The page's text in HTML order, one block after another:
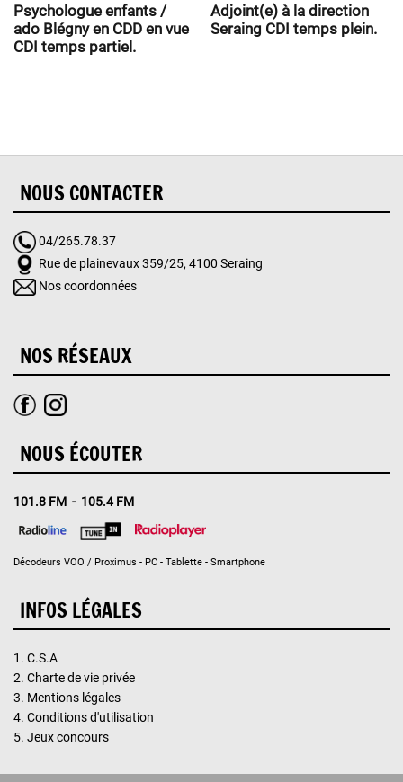
Psychologue enfants /
ado Blégny en CDD en vue
CDI temps partiel.
Adjoint(e) à la direction
Seraing CDI temps plein.
NOUS CONTACTER
04/265.78.37
Rue de plainevaux 359/25, 4100 Seraing
Nos coordonnées
NOS RÉSEAUX
NOUS ÉCOUTER
101.8 FM - 105.4 FM
Décodeurs VOO / Proximus - PC - Tablette - Smartphone
INFOS LÉGALES
1. C.S.A
2. Charte de vie privée
3. Mentions légales
4. Conditions d'utilisation
5. Jeux concours